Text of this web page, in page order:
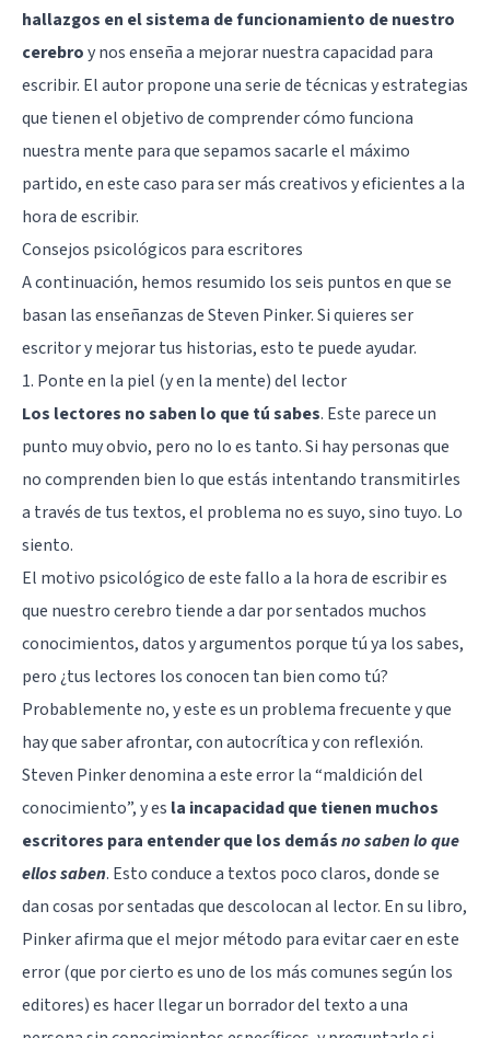
hallazgos en el sistema de funcionamiento de nuestro
cerebroy nos enseña a mejorar nuestra capacidad para
escribir. El autor propone una serie de técnicas y estrategias
que tienen el objetivo de comprender cómo funciona
nuestra mente para que sepamos sacarle el máximo
partido, en este caso para ser más creativos y eficientes a la
hora de escribir.
Consejos psicológicos para escritores
A continuación, hemos resumido los seis puntos en que se
basan las enseñanzas de Steven Pinker. Si quieres ser
escritor y mejorar tus historias, esto te puede ayudar.
1. Ponte en la piel (y en la mente) del lector
Los lectores no saben lo que tú sabes. Este parece un
punto muy obvio, pero no lo es tanto. Si hay personas que
no comprenden bien lo que estás intentando transmitirles
a través de tus textos, el problema no es suyo, sino tuyo. Lo
siento.
El motivo psicológico de este fallo a la hora de escribir es
que nuestro cerebro tiende a dar por sentados muchos
conocimientos, datos y argumentos porque tú ya los sabes,
pero ¿tus lectores los conocen tan bien como tú?
Probablemente no, y este es un problema frecuente y que
hay que saber afrontar, con autocrítica y con reflexión.
Steven Pinker denomina a este error la “maldición del
conocimiento”, y es la incapacidad que tienen muchos
escritores para entender que los demásno saben lo que
ellos saben. Esto conduce a textos poco claros, donde se
dan cosas por sentadas que descolocan al lector. En su libro,
Pinker afirma que el mejor método para evitar caer en este
error (que por cierto es uno de los más comunes según los
editores) es hacer llegar un borrador del texto a una